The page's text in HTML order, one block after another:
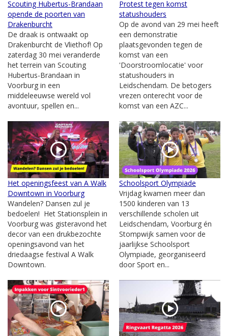
Scouting Hubertus-Brandaan
opende de poorten van
Drakenburcht
De draak is ontwaakt op
Drakenburcht de Vliethof! Op
zaterdag 30 mei veranderde
het terrein van Scouting
Hubertus-Brandaan in
Voorburg in een
middeleeuwse wereld vol
avontuur, spellen en...
Protest tegen komst
statushouders
Op de avond van 29 mei heeft
een demonstratie
plaatsgevonden tegen de
komst van een
'Doorstroomlocatie' voor
statushouders in
Leidschendam. De betogers
vrezen onterecht voor de
komst van een AZC...
Het openingsfeest van A Walk
Downtown in Voorburg
Wandelen? Dansen zul je
bedoelen! Het Stationsplein in
Voorburg was gisteravond het
decor van een drukbezochte
openingsavond van het
driedaagse festival A Walk
Downtown.
Schoolsport Olympiade
Vrijdag kwamen meer dan
1500 kinderen van 13
verschillende scholen uit
Leidschendam, Voorburg én
Stompwijk samen voor de
jaarlijkse Schoolsport
Olympiade, georganiseerd
door Sport en...